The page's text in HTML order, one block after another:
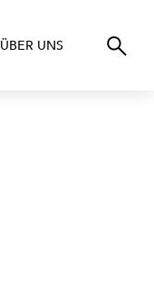
ÜBER UNS